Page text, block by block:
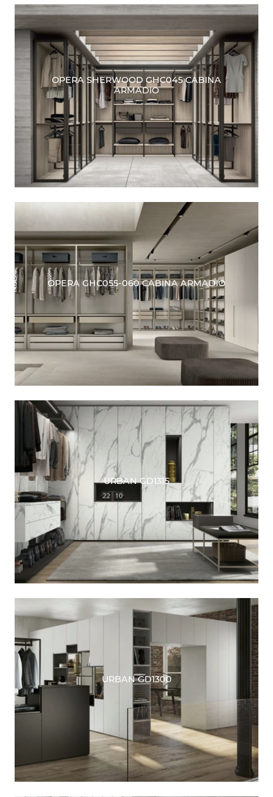
OPERA SHERWOOD GHC045 CABINA
ARMADIO
OPERA GHC055-060 CABINA ARMADIO
URBAN GD1315
URBAN GD1300